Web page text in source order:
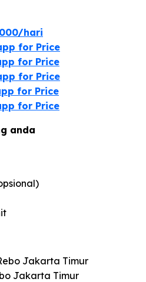
hari
for Price
for Price
for Price
for Price
for Price
anda
Jakarta Timur